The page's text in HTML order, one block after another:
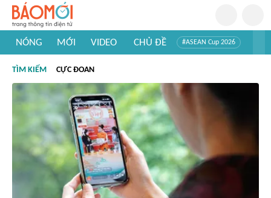
NÓNG MỚI VIDEO CHỦ ĐỀ #ASEAN Cup 2026
#Khám phá thế giới
TÌM KIẾM CỰC ĐOAN